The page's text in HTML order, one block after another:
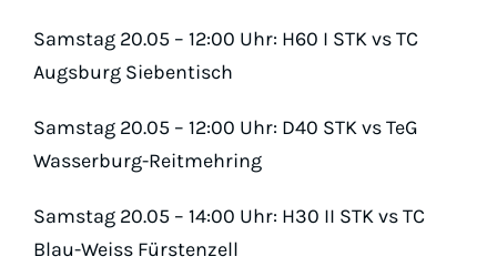
Samstag 20.05 – 12:00 Uhr: H60 I STK vs TC
Augsburg Siebentisch
Samstag 20.05 – 12:00 Uhr: D40 STK vs TeG
Wasserburg-Reitmehring
Samstag 20.05 – 14:00 Uhr: H30 II STK vs TC
Blau-Weiss Fürstenzell